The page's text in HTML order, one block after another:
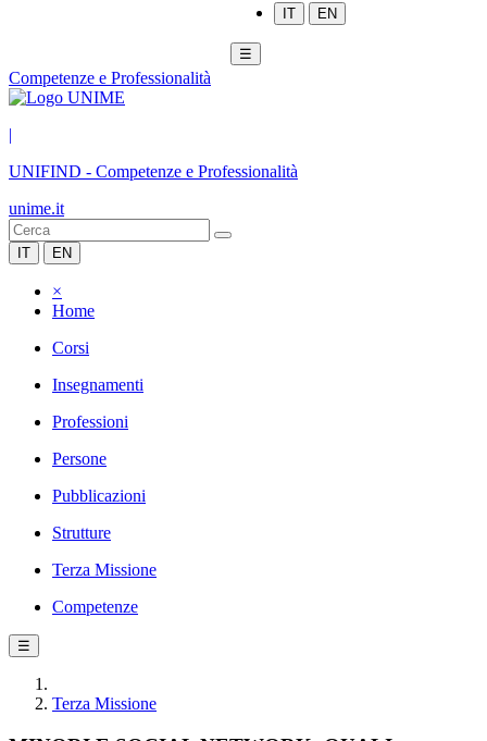
IT EN
☰
Competenze e Professionalità
|
UNIFIND - Competenze e Professionalità
unime.it
IT EN
×
Home
Corsi
Insegnamenti
Professioni
Persone
Pubblicazioni
Strutture
Terza Missione
Competenze
☰
Terza Missione